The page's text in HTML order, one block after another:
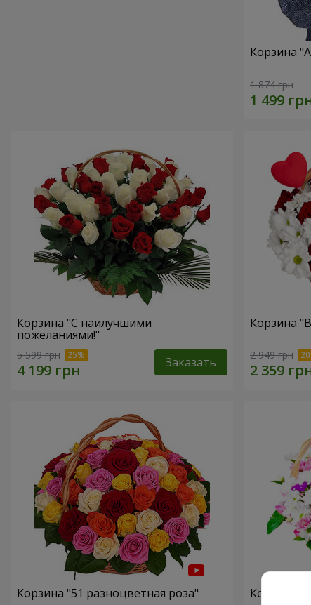
Корзина
1 874 грн
Корзина "С наилучшими
пожеланиями!"
5 599 грн Заказать
Корзина
2 949 грн
Корзина "51 разноцветная роза" Корзина